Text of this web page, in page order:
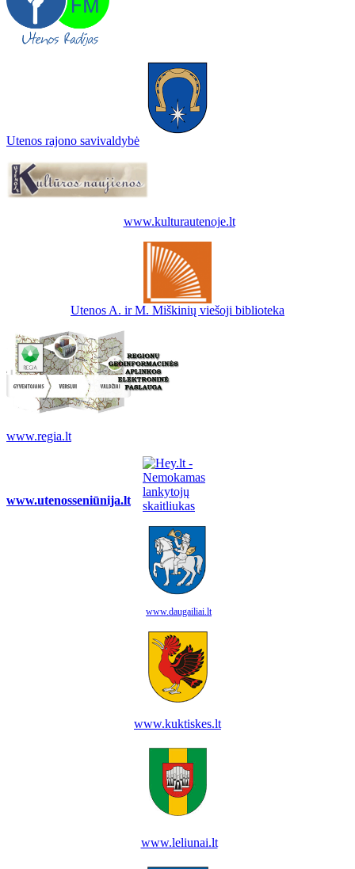
Utenos rajono savivaldybė
www.kulturautenoje.lt
Utenos A. ir M. Miškinių viešoji biblioteka
www.regia.lt
www.utenosseniūnija.lt
www.daugailiai.lt
www.kuktiskes.lt
www.leliunai.lt